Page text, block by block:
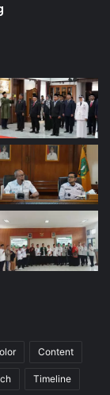
Content
Timeline